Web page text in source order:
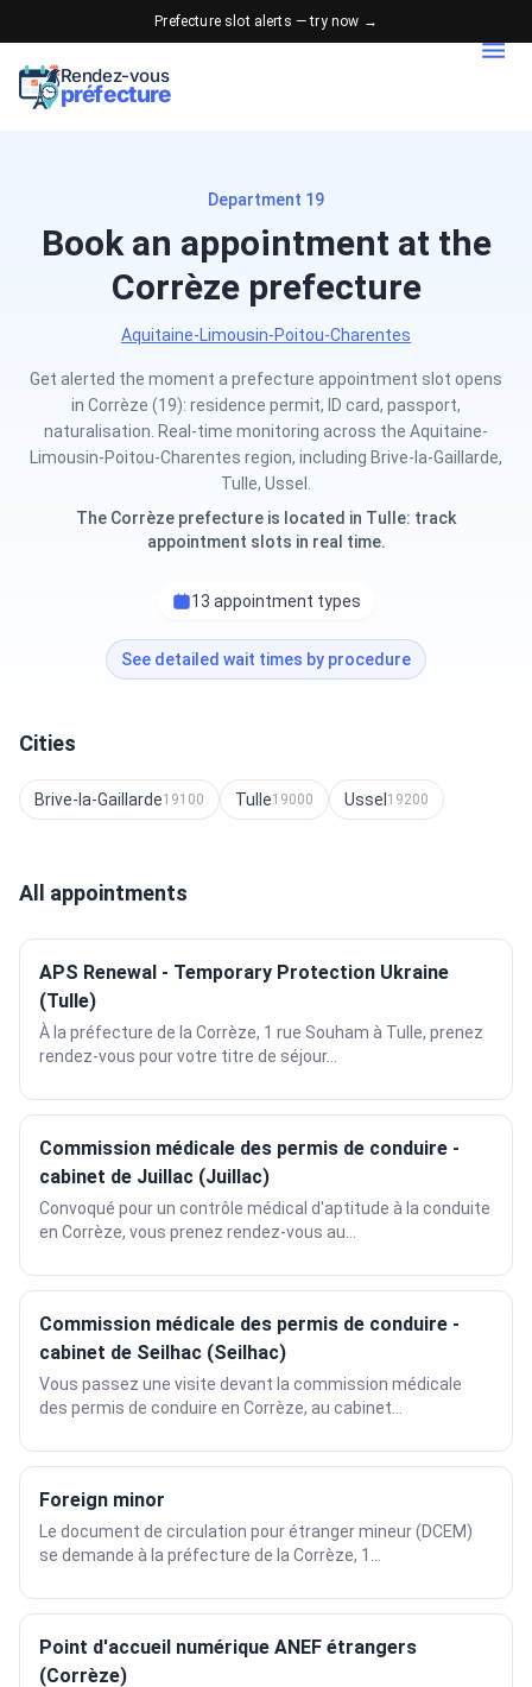
Prefecture slot alerts — try now →
Rendez-vous
préfecture
Department 19
Book an appointment at the
Corrèze prefecture
Aquitaine-Limousin-Poitou-Charentes
Get alerted the moment a prefecture appointment slot opens
in Corrèze (19): residence permit, ID card, passport,
naturalisation. Real-time monitoring across the Aquitaine-
Limousin-Poitou-Charentes region, including Brive-la-Gaillarde,
Tulle, Ussel.
The Corrèze prefecture is located in Tulle: track
appointment slots in real time.
13 appointment types
See detailed wait times by procedure
Cities
Brive-la-Gaillarde19100 Tulle19000 Ussel 19200
All appointments
APS Renewal - Temporary Protection Ukraine
(Tulle)
À la préfecture de la Corrèze, 1 rue Souham à Tulle, prenez
rendez-vous pour votre titre de séjour...
Commission médicale des permis de conduire -
cabinet de Juillac (Juillac)
Convoqué pour un contrôle médical d'aptitude à la conduite
en Corrèze, vous prenez rendez-vous au...
Commission médicale des permis de conduire -
cabinet de Seilhac (Seilhac)
Vous passez une visite devant la commission médicale
des permis de conduire en Corrèze, au cabinet...
Foreign minor
Le document de circulation pour étranger mineur (DCEM)
se demande à la préfecture de la Corrèze, 1...
Point d'accueil numérique ANEF étrangers
(Corrèze)